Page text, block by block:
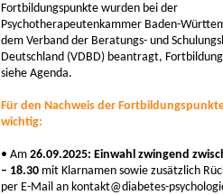
Fortbildungspunkte wurden bei der
Psychotherapeutenkammer Baden-
dem Verband der Beratungs- und
Deutschland (VDBD) beantragt,
siehe Agenda.
Für den Nachweis der
wichtig:
• Am 26.09.2025: Einwahl zwingend
– 18.30 mit Klarnamen sowie zusätzlich
per E-Mail an kontakt@diabetes-